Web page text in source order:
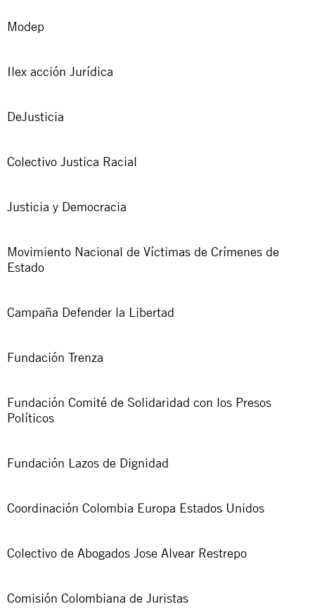
Modep
Ilex acción Jurídica
DeJusticia
Colectivo Justica Racial
Justicia y Democracia
Movimiento Nacional de Víctimas de Crímenes de
Estado
Campaña Defender la Libertad
Fundación Trenza
Fundación Comité de Solidaridad con los Presos
Políticos
Fundación Lazos de Dignidad
Coordinación Colombia Europa Estados Unidos
Colectivo de Abogados Jose Alvear Restrepo
Comisión Colombiana de Juristas